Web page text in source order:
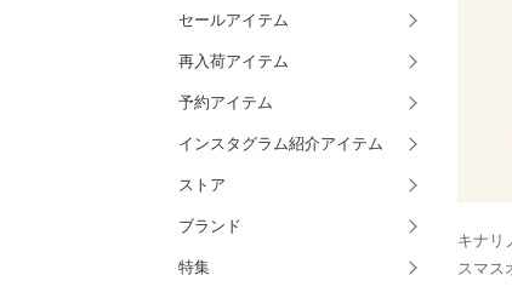
セールアイテム
再入荷アイテム
予約アイテム
インスタグラム紹介アイテム
ストア
ブランド
特集
キナリ
スマス